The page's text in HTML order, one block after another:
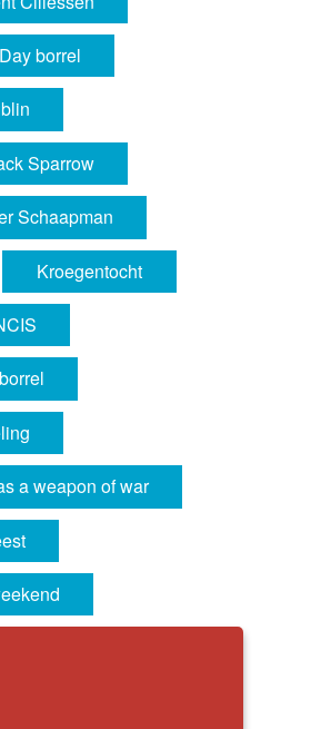
borrel
Sparrow
Schaapman
Kroegentocht
a weapon of war